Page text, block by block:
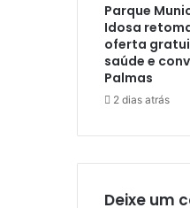
Parque
Idosa
oferta
saúde e
Palmas
2 dias atrás
Deixe um